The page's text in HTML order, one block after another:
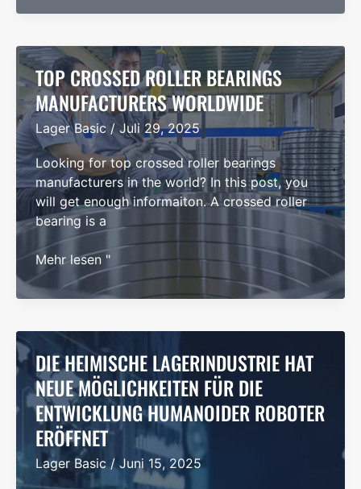
Werkzeugmaschinenindustrie
einem
"chinesischen
Herz"-
Lager
zur
Verringerung
des
Aufwands
und
Steigerung
der
Effizienz
TOP CROSSED ROLLER BEARINGS
MANUFACTURERS WORLDWIDE
Lager Basic / Juli 29, 2025
Looking for top crossed roller bearings
manufacturers in the world? In this post, you
will get enough informaiton. A crossed roller
bearing is a
Top
Crossed
Roller
Manufacturers
Worldwide
Mehr lesen "
DIE HEIMISCHE LAGERINDUSTRIE HAT
NEUE MÖGLICHKEITEN FÜR DIE
ENTWICKLUNG HUMANOIDER ROBOTER
ERÖFFNET
Lager Basic / Juni 15, 2025